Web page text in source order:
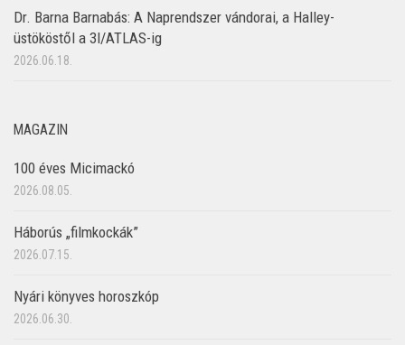
Dr. Barna Barnabás: A Naprendszer vándorai, a Halley-
üstököstől a 3I/ATLAS-ig
2026.06.18.
MAGAZIN
100 éves Micimackó
2026.08.05.
Háborús „filmkockák”
2026.07.15.
Nyári könyves horoszkóp
2026.06.30.